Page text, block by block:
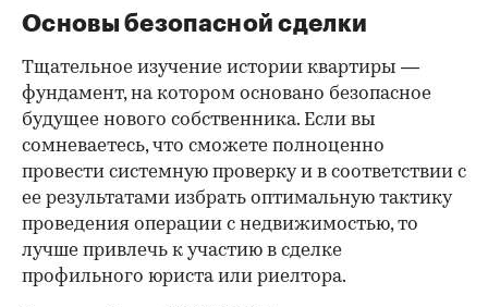
Основы безопасной сделки
Тщательное изучение истории квартиры —
фундамент, на котором основано безопасное
будущее нового собственника. Если вы
сомневаетесь, что сможете полноценно
провести системную проверку и в соответствии с
ее результатами избрать оптимальную тактику
проведения операции с недвижимостью, то
лучше привлечь к участию в сделке
профильного юриста или риелтора.